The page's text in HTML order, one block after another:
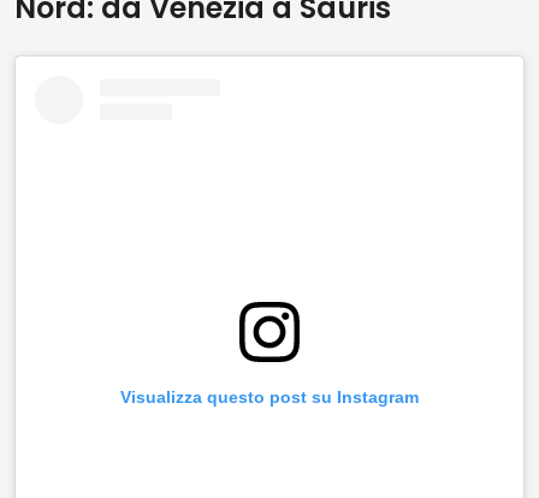
Visualizza questo post su Instagram